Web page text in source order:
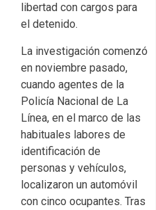
libertad con cargos para
el detenido.
La investigación comenzó
en noviembre pasado,
cuando agentes de la
Policía Nacional de La
Línea, en el marco de las
habituales labores de
identificación de
personas y vehículos,
localizaron un automóvil
con cinco ocupantes. Tras